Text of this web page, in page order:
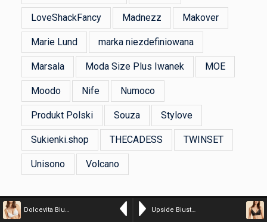
Dolcevita Biustonosz Trójkątny Bez Fiszbin Z Cienkimi Poduszeczkami – 70C – Surowy – Etam Upside Biustonosz Trójkątny Bez Fiszbin – 75C – Czarny – Etam
LoveShackFancy Madnezz Makover
Marie Lund marka niezdefiniowana
Marsala Moda Size Plus Iwanek MOE
Moodo Nife Numoco
Produkt Polski Souza Stylove
Sukienki.shop THECADESS TWINSET
Unisono Volcano
TopSukienka.pl - Copyright 2026 © All rights reserved.